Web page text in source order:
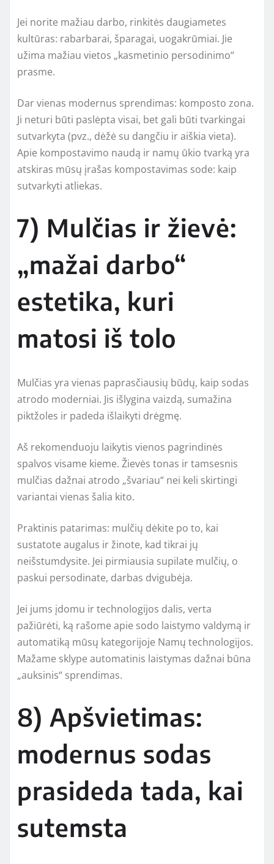
Jei norite mažiau darbo, rinkitės daugiametes
kultūras: rabarbarai, šparagai, uogakrūmiai. Jie
užima mažiau vietos „kasmetinio persodinimo“
prasme.
Dar vienas modernus sprendimas: komposto zona.
Ji neturi būti paslėpta visai, bet gali būti tvarkingai
sutvarkyta (pvz., dėžė su dangčiu ir aiškia vieta).
Apie kompostavimo naudą ir namų ūkio tvarką yra
atskiras mūsų įrašas kompostavimas sode: kaip
sutvarkyti atliekas.
7) Mulčias ir žievė:
„mažai darbo“
estetika, kuri
matosi iš tolo
Mulčias yra vienas paprasčiausių būdų, kaip sodas
atrodo moderniai. Jis išlygina vaizdą, sumažina
piktžoles ir padeda išlaikyti drėgmę.
Aš rekomenduoju laikytis vienos pagrindinės
spalvos visame kieme. Žievės tonas ir tamsesnis
mulčias dažnai atrodo „švariau“ nei keli skirtingi
variantai vienas šalia kito.
Praktinis patarimas: mulčių dėkite po to, kai
sustatote augalus ir žinote, kad tikrai jų
neišstumdysite. Jei pirmiausia supilate mulčių, o
paskui persodinate, darbas dvigubėja.
Jei jums įdomu ir technologijos dalis, verta
pažiūrėti, ką rašome apie sodo laistymo valdymą ir
automatiką mūsų kategorijoje Namų technologijos.
Mažame sklype automatinis laistymas dažnai būna
„auksinis“ sprendimas.
8) Apšvietimas:
modernus sodas
prasideda tada, kai
sutemsta